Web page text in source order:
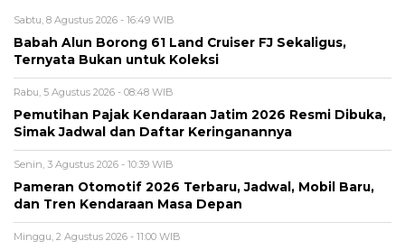
Sabtu, 8 Agustus 2026 - 16:49 WIB
Babah Alun Borong 61 Land Cruiser FJ Sekaligus,
Ternyata Bukan untuk Koleksi
Rabu, 5 Agustus 2026 - 08:48 WIB
Pemutihan Pajak Kendaraan Jatim 2026 Resmi Dibuka,
Simak Jadwal dan Daftar Keringanannya
Senin, 3 Agustus 2026 - 10:39 WIB
Pameran Otomotif 2026 Terbaru, Jadwal, Mobil Baru,
dan Tren Kendaraan Masa Depan
Minggu, 2 Agustus 2026 - 11:00 WIB